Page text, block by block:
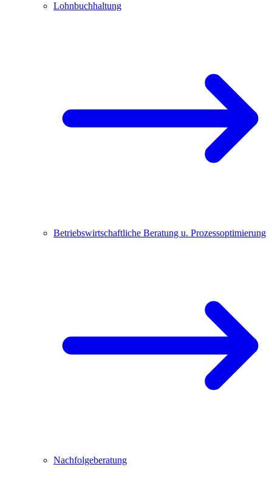
Lohnbuchhaltung
Betriebswirtschaftliche Beratung u. Prozessoptimierung
Nachfolgeberatung